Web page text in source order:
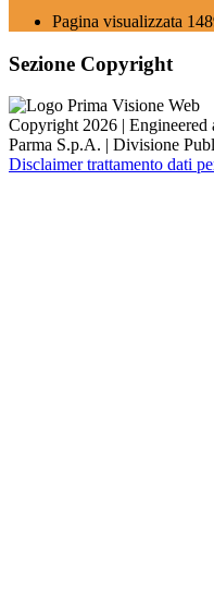
Pagina visualizzata
Sezione Copyright
Copyright 2026 |
Parma S.p.A. | Divisione
Disclaimer trattamento dati